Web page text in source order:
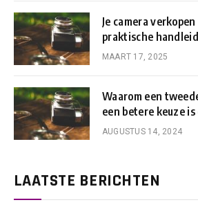
Je camera
praktische
MAART 17, 2025
Waarom een
een betere keuze
AUGUSTUS 14, 2024
LAATSTE BERICHTEN